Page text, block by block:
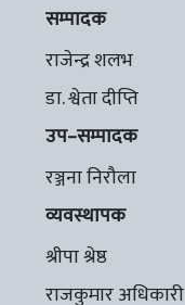
सम्पादक
राजेन्द्र शलभ
डा. श्वेता दीप्ति
उप–सम्पादक
रञ्जना निरौला
व्यवस्थापक
श्रीपा श्रेष्ठ
राजकुमार अधिकारी